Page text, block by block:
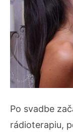
Po svadbe
rádioterapiu,